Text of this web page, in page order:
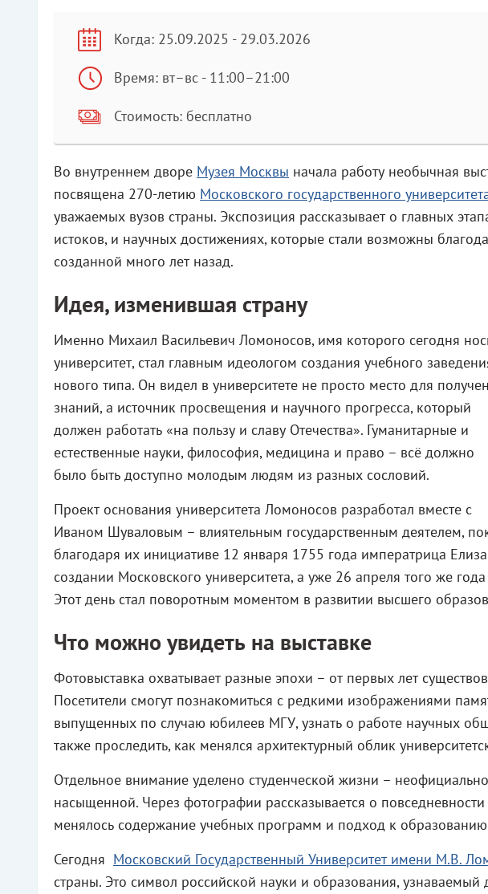
Когда: 25.09.2025 - 29.03.2026
Время: вт–вс - 11:00–21:00
Стоимость: бесплатно
Во внутреннем дворе Музея Москвы начала работу необычная
посвящена 270-летию Московского государственного
уважаемых вузов страны. Экспозиция рассказывает о главных
истоков, и научных достижениях, которые стали возможны
созданной много лет назад.
Идея, изменившая страну
Именно Михаил Васильевич Ломоносов, имя которого сегодня
университет, стал главным идеологом создания учебного
нового типа. Он видел в университете не просто место для
знаний, а источник просвещения и научного прогресса, который
должен работать «на пользу и славу Отечества». Гуманитарные и
естественные науки, философия, медицина и право – всё должно
было быть доступно молодым людям из разных сословий.
Проект основания университета Ломоносов разработал вместе с
Иваном Шуваловым – влиятельным государственным деятелем,
благодаря их инициативе 12 января 1755 года императрица
создании Московского университета, а уже 26 апреля того же
Этот день стал поворотным моментом в развитии высшего
Что можно увидеть на выставке
Фотовыставка охватывает разные эпохи – от первых лет
Посетители смогут познакомиться с редкими изображениями
выпущенных по случаю юбилеев МГУ, узнать о работе научных
также проследить, как менялся архитектурный облик
Отдельное внимание уделено студенческой жизни –
насыщенной. Через фотографии рассказывается о
менялось содержание учебных программ и подход к
Сегодня Московский Государственный Университет имени М.В.
страны. Это символ российской науки и образования,